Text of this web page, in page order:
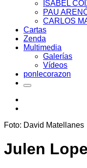
ISABEL
PAU
CARLOS
Cartas
Zenda
Multimedia
Galerías
Vídeos
ponlecorazon
Foto: David Matellanes
Julen